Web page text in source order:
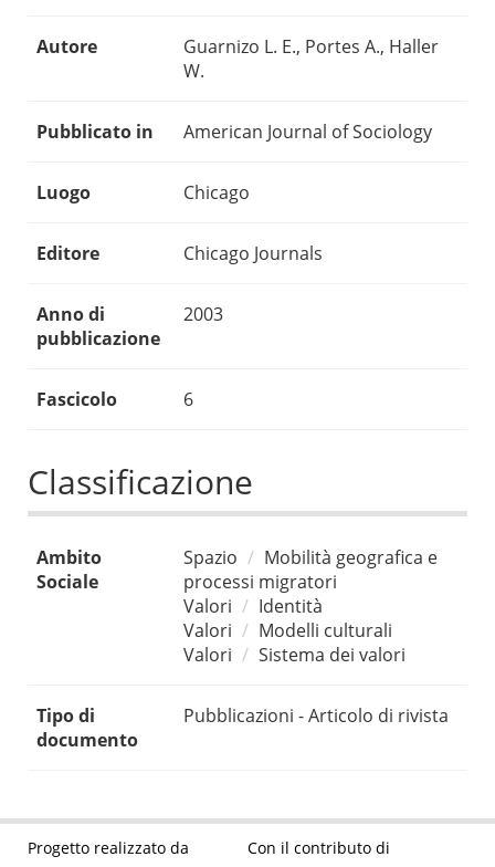
Autore
Guarnizo L. E., Portes A., Haller
W.
Pubblicato in American Journal of Sociology
Luogo Chicago
Editore Chicago Journals
Anno di
pubblicazione
2003
Fascicolo 6
Classificazione
Ambito
Sociale
Spazio
Mobilità geografica e
processi migratori
Valori
Identità
Valori
Modelli culturali
Valori
Sistema dei valori
Tipo di
documento
Pubblicazioni - Articolo di rivista
Progetto realizzato da Con il contributo di